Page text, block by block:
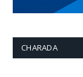
CHARADA